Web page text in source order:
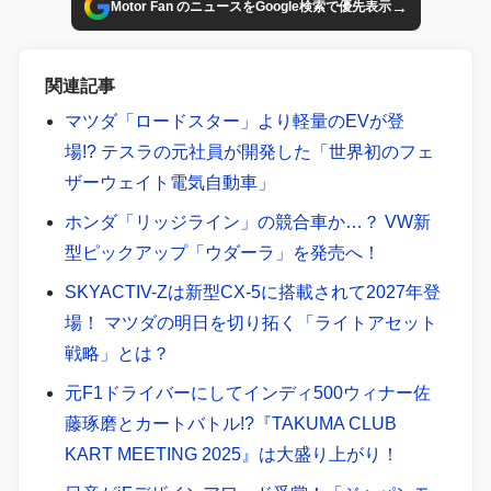
Motor Fan のニュースをGoogle検索で優先表示→
関連記事
マツダ「ロードスター」より軽量のEVが登
場!? テスラの元社員が開発した「世界初のフェ
ザーウェイト電気自動車」
ホンダ「リッジライン」の競合車か…？ VW新
型ピックアップ「ウダーラ」を発売へ！
SKYACTIV-Zは新型CX-5に搭載されて2027年登
場！ マツダの明日を切り拓く「ライトアセット
戦略」とは？
元F1ドライバーにしてインディ500ウィナー佐
藤琢磨とカートバトル!?『TAKUMA CLUB
KART MEETING 2025』は大盛り上がり！